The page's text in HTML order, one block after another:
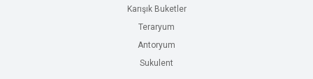
Karışık Buketler
Teraryum
Antoryum
Sukulent